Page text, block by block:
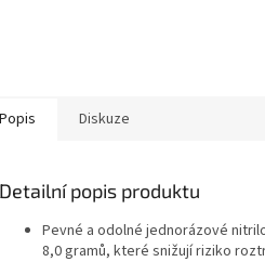
Popis Diskuze
Detailní popis produktu
Pevné a odolné jednorázové
8,0 gramů, které snižují riziko